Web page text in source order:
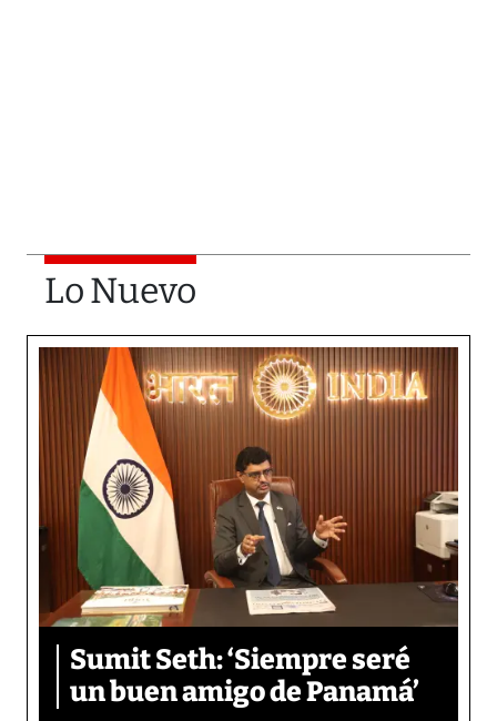
Lo Nuevo
Sumit Seth: ‘Siempre seré
un buen amigo de Panamá’